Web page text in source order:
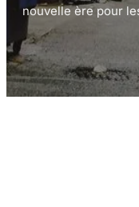
nouvelle ère pour